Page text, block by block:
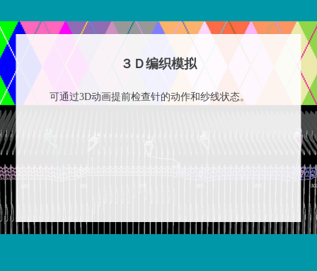
３Ｄ编织模拟
可通过3D动画提前检查针的动作和纱线状态。